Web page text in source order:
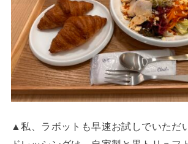
▲私、ラボットも早速お試しでいただ